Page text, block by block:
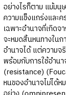
อย่างไรก็ตาม แม้มนุ
ความแข็งแกร่งและ
เฉพาะอำนาจที่เกิด
จะหมดสิ้นหนทางใน
อำนาจได้ แต่ความจ
พร้อมกับการใช้อำน
(resistance)
หนของอำนาจไม่ได้